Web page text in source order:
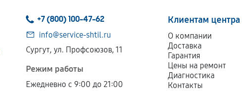
+7 (800) 100-47-62
info@service-shtil.ru
Сургут, ул. Профсоюзов, 11
Режим работы
Ежедневно с 9:00 до 21:00
Клиентам центра
О компании
Доставка
Гарантия
Цены на ремонт
Диагностика
Контакты